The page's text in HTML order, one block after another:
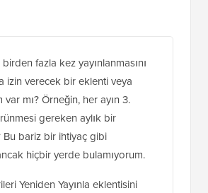
fazla kez yayınlanmasını
izin verecek bir eklenti veya
mı? Örneğin, her ayın 3.
gereken aylık bir
bariz bir ihtiyaç gibi
hiçbir yerde bulamıyorum.
Yeniden Yayınla eklentisini